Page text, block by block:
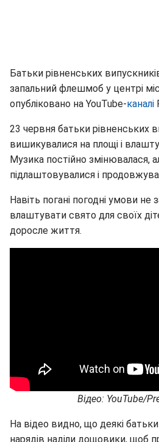
Батьки рівненських
запальний флешмоб у центрі
опубліковано на YouTube-каналі
23 червня батьки рівненських
вишикувалися на площі і
Музика постійно змінювалася,
підлаштовувалися і
Навіть погані погодні умови
влаштувати свято для своїх
доросле життя.
Відео: YouTube/
На відео видно, що деякі
нарядів наділи дощовики, щоб